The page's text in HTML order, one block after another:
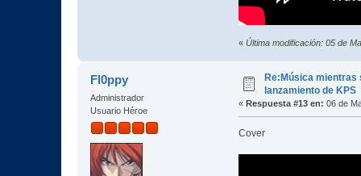
« Última modificación: 05 de
Fl0ppy
Administrador
Usuario Héroe
Re:Música mientras
lanzamiento de KPS
« Respuesta #13 en: 06 de
Cover